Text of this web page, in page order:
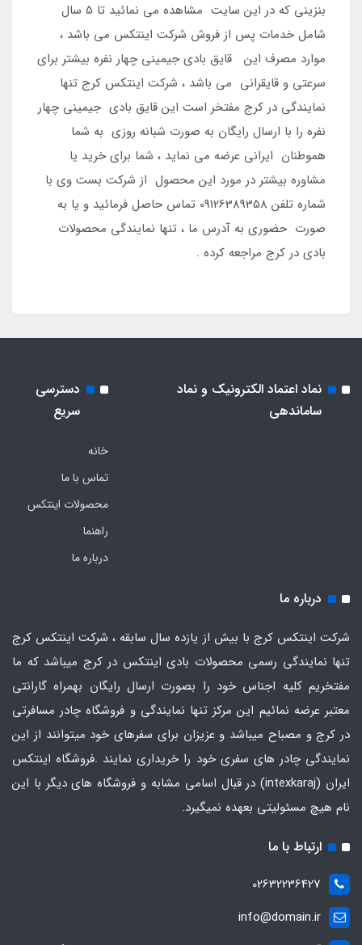
بنزینی که در این سایت مشاهده می نمائید تا 5 سال
شامل خدمات پس از فروش شرکت اینتکس می باشد ،
موارد مصرف این قایق بادی جیمینی چهار نفره بیشتر برای
سرعتی و قایقرانی می باشد ، شرکت اینتکس کرج تنها
نمایندگی در کرج مفتخر است این قایق بادی جیمینی چهار
نفره را با ارسال رایگان به صورت شبانه روزی به شما
هموطنان ایرانی عرضه می نماید ، شما برای خرید یا
مشاوره بیشتر در مورد این محصول از شرکت بست وی با
شماره تلفن 09126389358 تماس حاصل فرمائید و یا به
صورت حضوری به آدرس ما ، تنها نمایندگی محصولات
بادی در کرج مراجعه کرده .
نماد اعتماد الکترونیک و نماد
ساماندهی
دسترسی
سریع
خانه
تماس با ما
محصولات اینتکس
راهنما
درباره ما
درباره ما
شرکت اینتکس کرج با بیش از یازده سال سابقه ، شرکت اینتکس کرج
تنها نمایندگی رسمی محصولات بادی اینتکس در کرج میباشد که ما
مفتخریم کلیه اجناس خود را بصورت ارسال رایگان بهمراه گارانتی
معتبر عرضه نمائیم این مرکز تنها نمایندگی و فروشگاه چادر مسافرتی
در کرج و مصباح میباشد و عزیزان برای سفرهای خود میتوانند از این
نمایندگی چادر های سفری خود را خریداری نمایند .فروشگاه اینتکس
ایران
(intexkaraj) در قبال اسامی مشابه و فروشگاه های دیگر با این
نام هیچ مسئولیتی بعهده نمیگیرد.
ارتباط با ما
02632236427
info@domain.ir